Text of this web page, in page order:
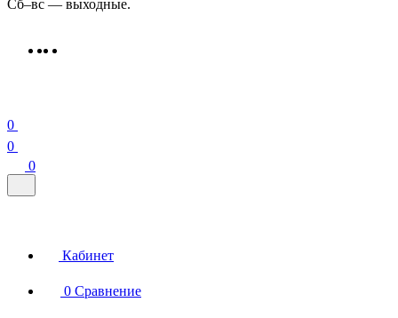
Сб–вс — выходные.
0
0
0
Кабинет
0 Сравнение